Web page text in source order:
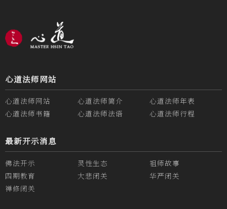
心道法师网站
心道法师网站 心道法师简介
心道法师年表
心道法师书籍
心道法师法语 心道法师行程
最新开示消息
佛法开示 灵性生态
祖师故事
四期教育
大悲闭关
华严闭关
禅修闭关